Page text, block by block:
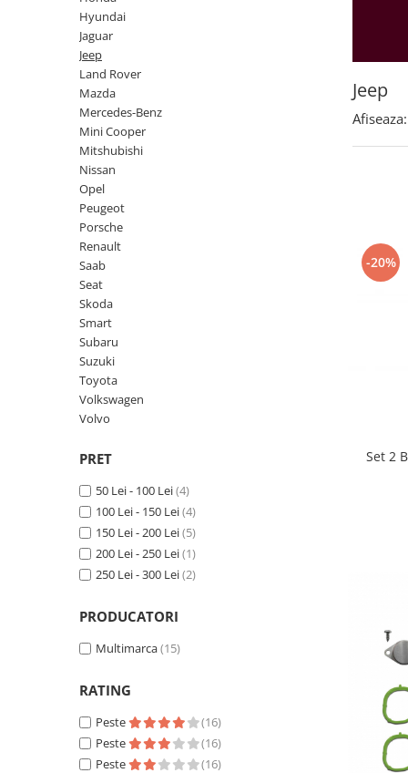
Mercedes-Benz
Mini Cooper
Mitshubishi
Volkswagen
Manson schimbator viteze
Alte accesorii
Ornamente
Piese exterior
Senzori parcare dedicati
Grile aerisire
Camere mers inapoi
Capace oglinzi
Tuning auto
Kituri reparatie
Dopuri anulare clapete admisie
Garnituri galerie admisie BMW
Kit reparatie faruri
Adaptoare auxiliare
Produse cu discount de pana la
Jeep
Hyundai
Jaguar
Jeep
Land Rover
Mazda
Mercedes-Benz
Mini Cooper
Mitshubishi
Nissan
Opel
Peugeot
Porsche
Renault
Saab
Seat
Skoda
Smart
Subaru
Suzuki
Toyota
Volkswagen
Volvo
PRET
50 Lei - 100 Lei(4)
100 Lei - 150 Lei(4)
150 Lei - 200 Lei(5)
200 Lei - 250 Lei(1)
250 Lei - 300 Lei(2)
PRODUCATORI
Multimarca(15)
RATING
Peste
(16)
Peste
(16)
Peste
(16)
Afiseaza:
-20%
Set 2